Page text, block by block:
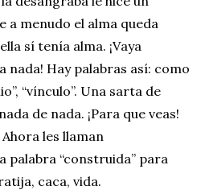
a menudo el alma queda
sí tenía alma. ¡Vaya
nada! Hay palabras así: como
“vínculo”. Una sarta de
de nada. ¡Para que veas!
Ahora les llaman
palabra “construida” para
caca, vida.